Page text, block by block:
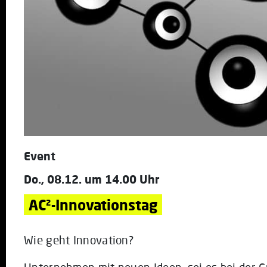
Event
Do., 08.12. um 14.00 Uhr
AC²-Innovationstag
Wie geht Innovation?